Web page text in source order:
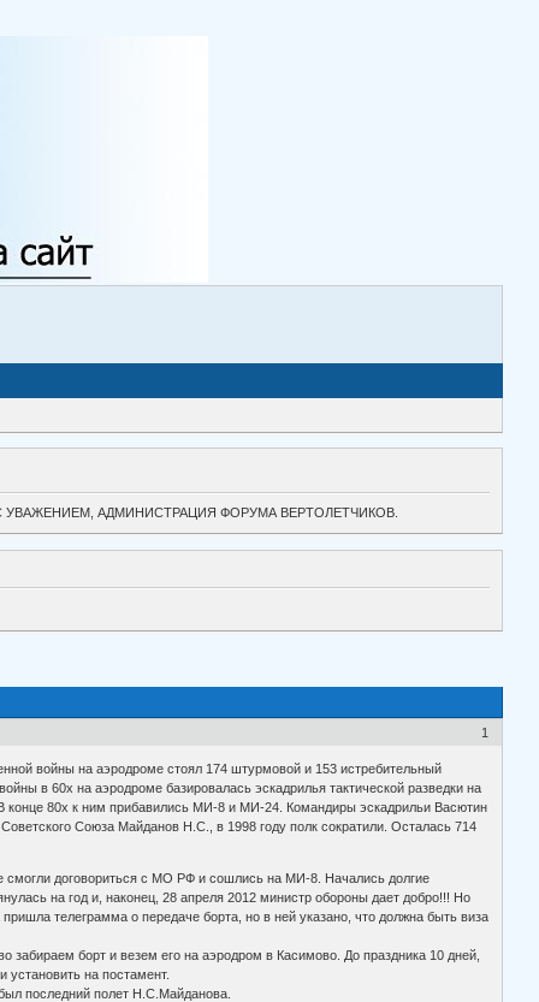
УВАЖЕНИЕМ, АДМИНИСТРАЦИЯ ФОРУМА ВЕРТОЛЕТЧИКОВ.
1
войны на аэродроме стоял 174 штурмовой и 153 истребительный
в 60х на аэродроме базировалась эскадрилья тактической разведки на
80х к ним прибавились МИ-8 и МИ-24. Командиры эскадрильи Васютин
Союза Майданов Н.С., в 1998 году полк сократили. Осталась 714
смогли договориться с МО РФ и сошлись на МИ-8. Начались долгие
на год и, наконец, 28 апреля 2012 министр обороны дает добро!!! Но
телеграмма о передаче борта, но в ней указано, что должна быть виза
борт и везем его на аэродром в Касимово. До праздника 10 дней,
на постамент.
последний полет Н.С.Майданова.